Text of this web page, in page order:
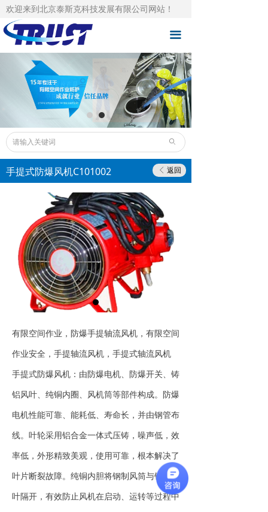
欢迎来到北京泰斯克科技发展有限公司网站！
끀
泰斯克首页
自主品牌
总品牌代理
成功案例
下载中心
泰斯克资讯
关于泰斯克
联系泰斯克
ꄙ
ꁣ 返回
手提式防爆风机C101002
有限空间作业，防爆手提轴流风机，有限空间
作业安全，手提轴流风机，手提式轴流风机
手提式防爆风机：由防爆电机、防爆开关、铸
铝风叶、纯铜内圈、风机筒等部件构成。防爆
电机性能可靠、能耗低、寿命长，并由钢管布
线。叶轮采用铝合金一体式压铸，噪声低，效
率低，外形精致美观，使用可靠，根本解决了
叶片断裂故障。纯铜内胆将钢制风筒与铝制风
叶隔开，有效防止风机在启动、运转等过程中